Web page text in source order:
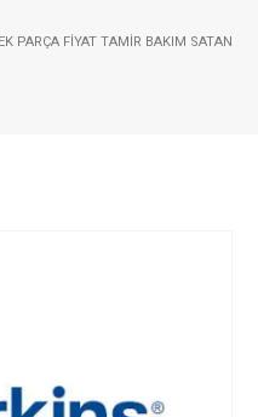
PARÇA FIYAT TAMIR BAKIM SATAN